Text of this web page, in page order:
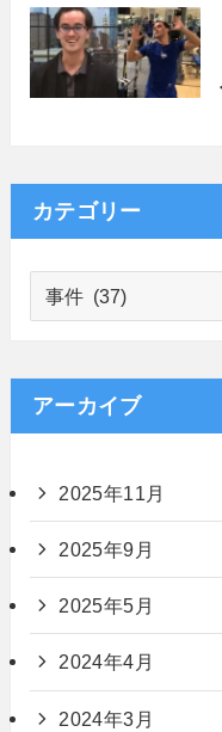
カテゴリー
カ
リ
ー
アーカイブ
2025年11月
2025年9月
2025年5月
2024年4月
2024年3月